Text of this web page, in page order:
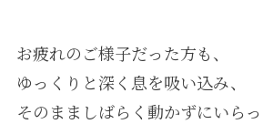
お疲れのご様子だった方も、
ゆっくりと深く息を吸い込み、
そのまましばらく動かずにいらっ